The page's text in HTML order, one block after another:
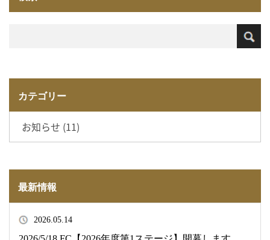
カテゴリー
お知らせ (11)
最新情報
2026.05.14